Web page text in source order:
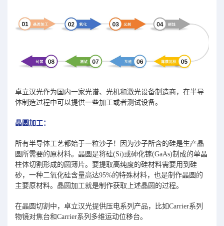
卓立汉光作为国内一家光谱、光机和激光设备制造商，在半导
体制造过程中可以提供一些加工或者测试设备。
晶圆加工：
所有半导体工艺都始于一粒沙子！因为沙子所含的硅是生产晶
圆所需要的原材料。晶圆是将硅(Si)或砷化镓(GaAs)制成的单晶
柱体切割形成的圆薄片。要提取高纯度的硅材料需要用到硅
砂，一种二氧化硅含量高达95%的特殊材料，也是制作晶圆的
主要原材料。晶圆加工就是制作获取上述晶圆的过程。
在晶圆切割中，卓立汉光提供压电系列产品，比如Carrier系列
物镜对焦台和Carrier系列多维运动位移台。